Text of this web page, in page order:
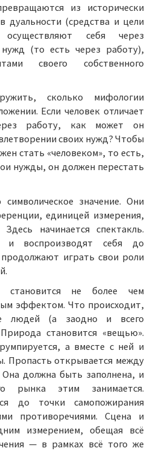
из исторически
дуальности (средства и цели
себя через
(то есть через работу),
своего собственного
сколько мифологии
Если человек отличает
работу, как может он
своих нужд? Чтобы
стать «человеком», то есть,
нужды, он должен перестать
значение. Они
единицей измерения,
начинается спектакль.
и воспроизводят себя до
играть свои роли
становится не более чем
эффектом. Что происходит,
людей (а заодно и всего
становится «вещью».
а вместе с ней и
Пропасть открывается между
должна быть заполнена, и
рынка этим занимается.
до точки самопожирания
противоречиями. Сцена и
измерением, обещая всё
— в рамках всё того же